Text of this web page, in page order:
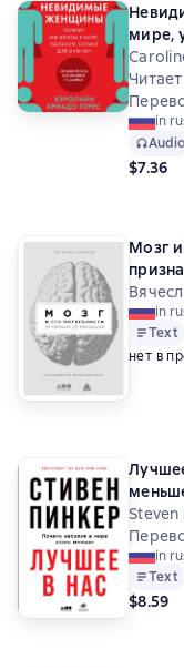
мире,
in
Audio
$7.36
Мозг
in
Text
нет в
Steven
in
Text
$8.59